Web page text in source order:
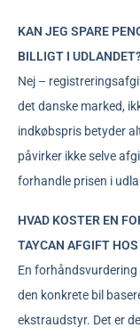
KAN JEG SPARE
BILLIGT I
Nej –
det danske marked,
indkøbspris betyder
påvirker ikke selve
forhandle prisen i
HVAD KOSTER EN
TAYCAN AFGIFT
En
den konkrete bil
ekstraudstyr. Det er